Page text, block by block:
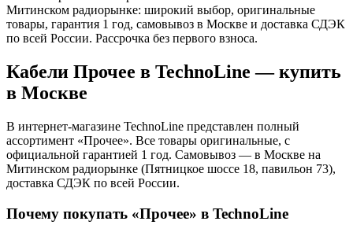
Митинском радиорынке: широкий выбор, оригинальные
товары, гарантия 1 год, самовывоз в Москве и доставка СДЭК
по всей России. Рассрочка без первого взноса.
Кабели Прочее в TechnoLine — купить
в Москве
В интернет-магазине TechnoLine представлен полный
ассортимент «Прочее». Все товары оригинальные, с
официальной гарантией 1 год. Самовывоз — в Москве на
Митинском радиорынке (Пятницкое шоссе 18, павильон 73),
доставка СДЭК по всей России.
Почему покупать «Прочее» в TechnoLine